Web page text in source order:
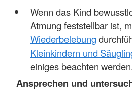
Wenn das Kind
Atmung feststellbar ist,
Wiederbelebung
Kleinkindern und
einiges beachten
Ansprechen und